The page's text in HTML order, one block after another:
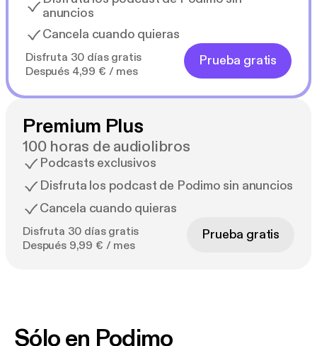
anuncios
Cancela cuando quieras
Disfruta 30 días gratis
Después 4,99 € / mes
Prueba gratis
Premium Plus
100 horas de audiolibros
Podcasts exclusivos
Disfruta los podcast de Podimo sin anuncios
Cancela cuando quieras
Disfruta 30 días gratis
Después 9,99 € / mes
Prueba gratis
Sólo en Podimo